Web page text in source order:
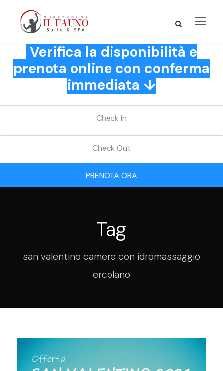
Verifica la disponibilità e
prenota online con conferma
immediata ↓
PRENOTA ORA
Tag
san valentino camere con idromassaggio
ercolano